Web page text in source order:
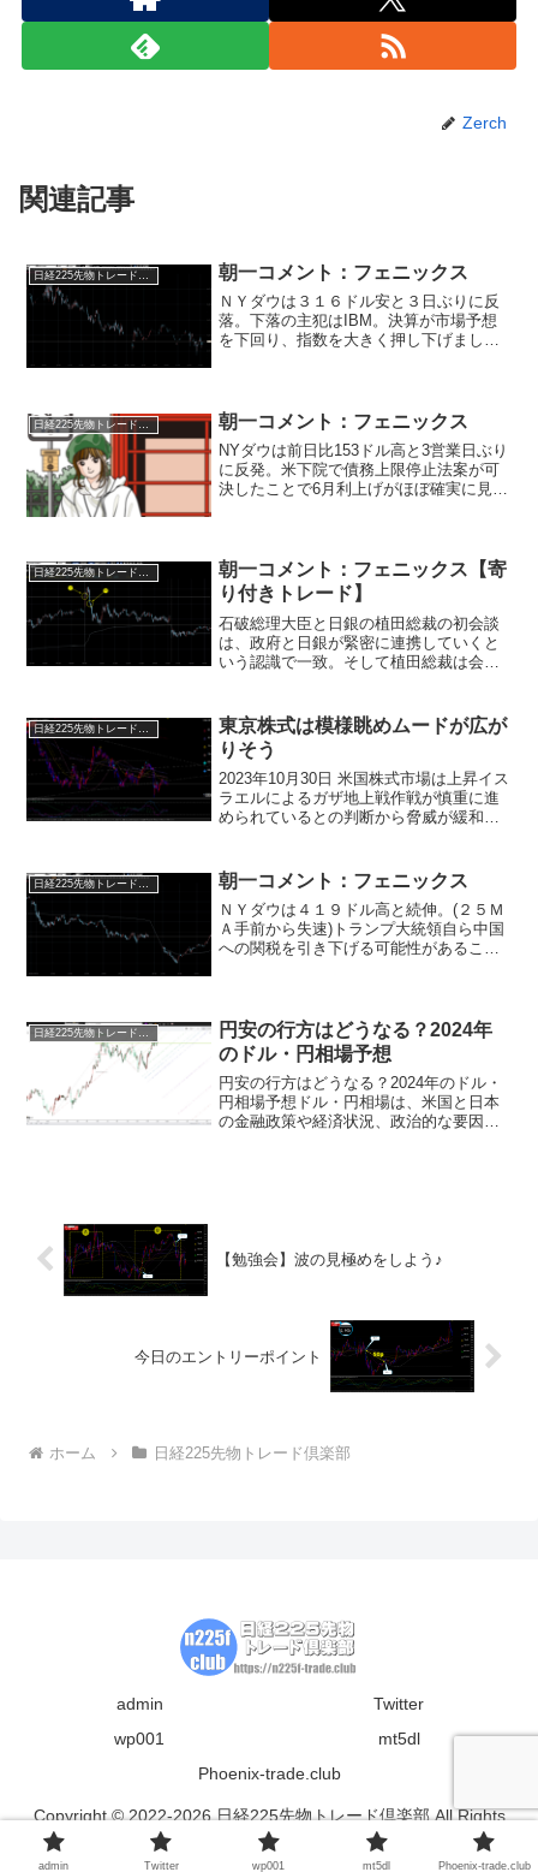
Zerch
関連記事
日経225先物トレード倶楽部 朝一コメント：フェニックス
ＮＹダウは３１６ドル安と３日ぶりに反
落。下落の主犯はIBM。決算が市場予想
を下回り、指数を大きく押し下げまし
Ｓ＆Ｐ５００も４日連続で最...
日経225先物トレード倶楽部 朝一コメント：フェニックス
NYダウは前日比153ドル高と3営業日ぶり
に反発。米下院で債務上限停止法案が可
決したことで6月利上げがほぼ確実に見送
は前日比16...
日経225先物トレード倶楽部
朝一コメント：フェニックス【寄
り付きトレード】
石破総理大臣と日銀の植田総裁の初会談
は、政府と日銀が緊密に連携していくと
いう認識で一致。そして植田総裁は会談
に利上げを検討していく考えを明らかに
しました。また石破首相も...
東京株式は模様眺めムードが広が
りそう
2023年10月30日 米国株式市場は上昇イス
ラエルによるガザ地上戦作戦が慎重に進
められているとの判断から脅威が緩和
り観測を受け、終日堅調に推移した。東
京株式は模様眺...
日経225先物トレード倶楽部 朝一コメント：フェニックス
ＮＹダウは４１９ドル高と続伸。(２５Ｍ
Ａ手前から失速)トランプ大統領自ら中国
への関税を引き下げる可能性があること
ら目線のうちは関...
円安の行方はどうなる？2024年
のドル・円相場予想
円安の行方はどうなる？2024年のドル・
円相場予想ドル・円相場は、米国と日本
の金融政策や経済状況、政治的な要因な
【勉強会】波の見極めをしよう♪
今日のエントリーポイント
ホーム 日経225先物トレード倶楽部
admin
Twitter
wp001
mt5dl
Phoenix-trade.club
Copyright © 2022-2026 日経225先物トレード倶楽部 All Rights
Reserved.
admin Twitter wp001 mt5dl Phoenix-trade.club